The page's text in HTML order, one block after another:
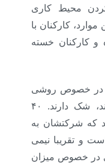
محیط کاری
کارکنان با
و کارکنان خسته
در خصوص روشی
که امور طی آن انجام می شوند، شک دارند. ۴۰
که شرکتشان به
و تقریبا نیمی
در خصوص میزان